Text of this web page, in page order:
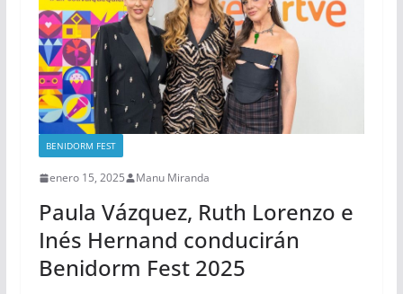
BENIDORM FEST
enero 15, 2025 Manu Miranda
Paula Vázquez, Ruth Lorenzo e
Inés Hernand conducirán
Benidorm Fest 2025